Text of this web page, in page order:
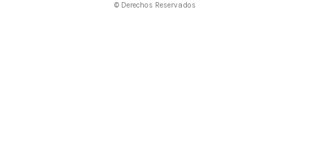
© Derechos Reservados